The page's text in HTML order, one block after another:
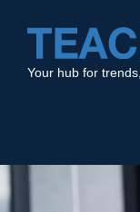
Your hub for